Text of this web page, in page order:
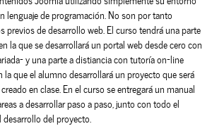
lenguaje de programación. No son por tanto
de desarrollo web. El curso tendrá una parte
la que se desarrollará un portal web desde cero con
y una parte a distiancia con tutoría on-line
que el alumno desarrollará un proyecto que será
en clase. En el curso se entregará un manual
a desarrollar paso a paso, junto con todo el
del proyecto.